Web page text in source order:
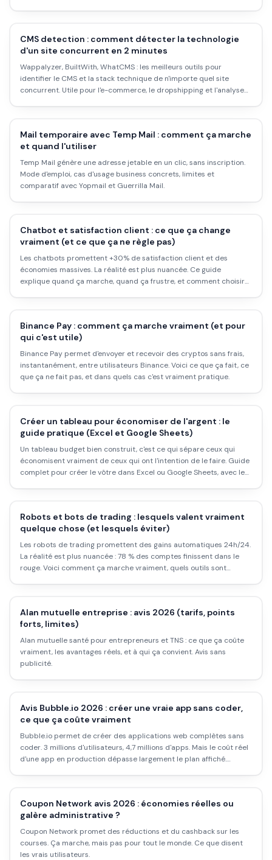
CMS detection : comment détecter la technologie
d'un site concurrent en 2 minutes
Wappalyzer, BuiltWith, WhatCMS : les meilleurs outils pour
identifier le CMS et la stack technique de n'importe quel site
concurrent. Utile pour l'e-commerce, le dropshipping et l'analyse
Mail temporaire avec Temp Mail : comment ça marche
et quand l'utiliser
Temp Mail génère une adresse jetable en un clic, sans inscription.
Mode d'emploi, cas d'usage business concrets, limites et
comparatif avec Yopmail et Guerrilla Mail.
Chatbot et satisfaction client : ce que ça change
vraiment (et ce que ça ne règle pas)
Les chatbots promettent +30% de satisfaction client et des
économies massives. La réalité est plus nuancée. Ce guide
explique quand ça marche, quand ça frustre, et comment choisir
Binance Pay : comment ça marche vraiment (et pour
qui c'est utile)
Binance Pay permet d'envoyer et recevoir des cryptos sans frais,
instantanément, entre utilisateurs Binance. Voici ce que ça fait, ce
que ça ne fait pas, et dans quels cas c'est vraiment pratique.
Créer un tableau pour économiser de l'argent : le
guide pratique (Excel et Google Sheets)
Un tableau budget bien construit, c'est ce qui sépare ceux qui
économisent vraiment de ceux qui ont l'intention de le faire. Guide
complet pour créer le vôtre dans Excel ou Google Sheets, avec les
Robots et bots de trading : lesquels valent vraiment
quelque chose (et lesquels éviter)
Les robots de trading promettent des gains automatiques 24h/24.
La réalité est plus nuancée : 78 % des comptes finissent dans le
rouge. Voici comment ça marche vraiment, quels outils sont
Alan mutuelle entreprise : avis 2026 (tarifs, points
forts, limites)
Alan mutuelle santé pour entrepreneurs et TNS : ce que ça coûte
vraiment, les avantages réels, et à qui ça convient. Avis sans
publicité.
Avis Bubble.io 2026 : créer une vraie app sans coder,
ce que ça coûte vraiment
Bubble.io permet de créer des applications web complètes sans
coder. 3 millions d'utilisateurs, 4,7 millions d'apps. Mais le coût réel
d'une app en production dépasse largement le plan affiché.
Coupon Network avis 2026 : économies réelles ou
galère administrative ?
Coupon Network promet des réductions et du cashback sur les
courses. Ça marche, mais pas pour tout le monde. Ce que disent
les vrais utilisateurs.